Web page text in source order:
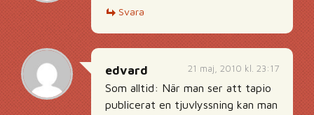
Svara
21 maj, 2010 kl. 23:17
edvard
Som alltid: När man ser att tapio
publicerat en tjuvlyssning kan man